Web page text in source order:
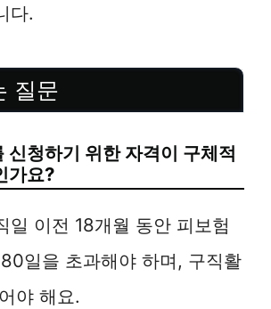
다.
질문
신청하기 위한 자격이 구체적
가요?
일 이전 18개월 동안 피보험
일을 초과해야 하며, 구직활
야 해요.